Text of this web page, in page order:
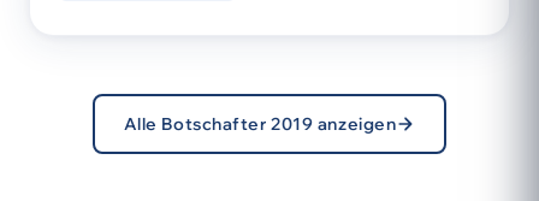
Alle Botschafter 2019 anzeigen